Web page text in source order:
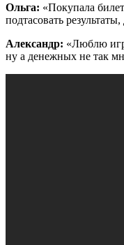
Ольга: «Покупала
подтасовать
Александр: «Люблю
ну а денежных не так